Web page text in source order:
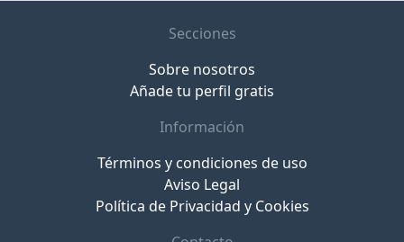
Secciones
Sobre nosotros
Añade tu perfil gratis
Información
Términos y condiciones de uso
Aviso Legal
Política de Privacidad y Cookies